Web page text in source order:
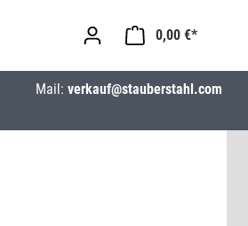
0,00 €*
Mail: verkauf@stauberstahl.com